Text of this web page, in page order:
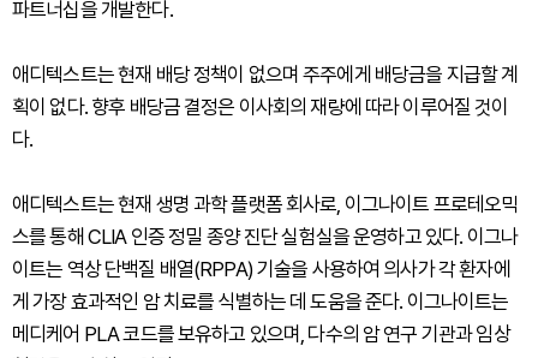
파트너십을 개발한다.
애디텍스트는 현재 배당 정책이 없으며 주주에게 배당금을 지급할 계
획이 없다. 향후 배당금 결정은 이사회의 재량에 따라 이루어질 것이
다.
애디텍스트는 현재 생명 과학 플랫폼 회사로, 이그나이트 프로테오믹
스를 통해 CLIA 인증 정밀 종양 진단 실험실을 운영하고 있다. 이그나
이트는 역상 단백질 배열(RPPA) 기술을 사용하여 의사가 각 환자에
게 가장 효과적인 암 치료를 식별하는 데 도움을 준다. 이그나이트는
메디케어 PLA 코드를 보유하고 있으며, 다수의 암 연구 기관과 임상